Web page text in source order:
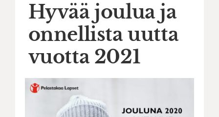
Hyvää joulua ja
onnellista uutta
vuotta 2021